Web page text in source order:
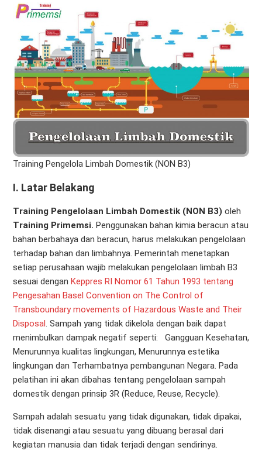
Training Pengelola Limbah Domestik (NON B3)
I. Latar Belakang
Training Pengelolaan Limbah Domestik (NON B3) oleh
Training Primemsi. Penggunakan bahan kimia beracun atau
bahan berbahaya dan beracun, harus melakukan pengelolaan
terhadap bahan dan limbahnya. Pemerintah menetapkan
setiap perusahaan wajib melakukan pengelolaan limbah B3
sesuai dengan Keppres RI Nomor 61 Tahun 1993 tentang
Pengesahan Basel Convention on The Control of
Transboundary movements of Hazardous Waste and Their
Disposal. Sampah yang tidak dikelola dengan baik dapat
menimbulkan dampak negatif seperti: Gangguan Kesehatan,
Menurunnya kualitas lingkungan, Menurunnya estetika
lingkungan dan Terhambatnya pembangunan Negara. Pada
pelatihan ini akan dibahas tentang pengelolaan sampah
domestik dengan prinsip 3R (Reduce, Reuse, Recycle).
Sampah adalah sesuatu yang tidak digunakan, tidak dipakai,
tidak disenangi atau sesuatu yang dibuang berasal dari
kegiatan manusia dan tidak terjadi dengan sendirinya.